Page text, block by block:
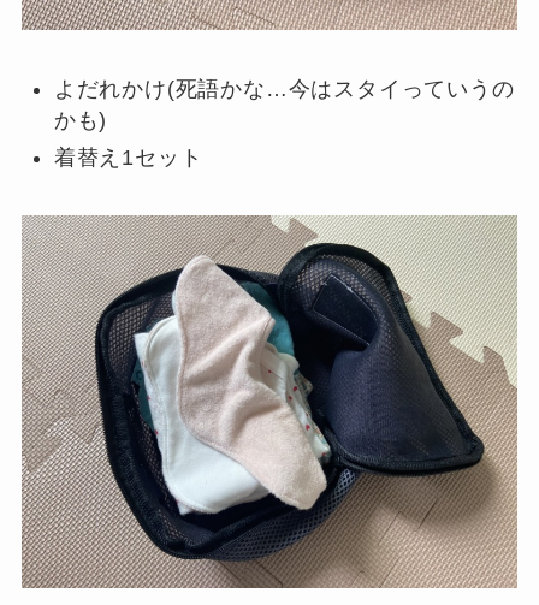
よだれかけ(死語かな…今はスタイっていうの
かも)
着替え1セット